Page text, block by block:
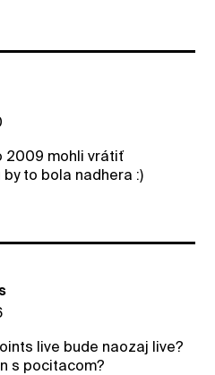
2009 mohli vrátiť
to bola nadhera :)
live bude naozaj live?
s pocitacom?